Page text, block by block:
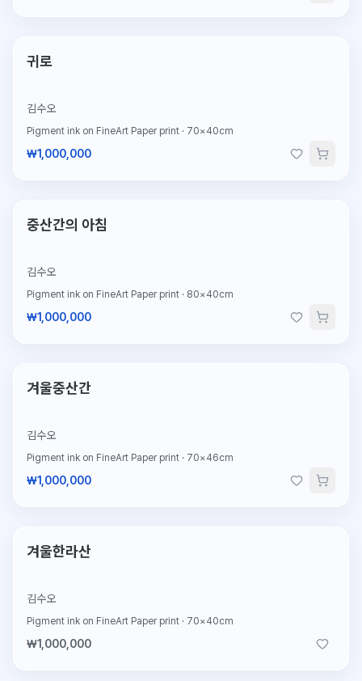
한정판
귀로
김수오
Pigment ink on FineArt Paper print · 70×40cm
₩1,000,000
한정판
중산간의 아침
김수오
Pigment ink on FineArt Paper print · 80×40cm
₩1,000,000
한정판
겨울중산간
김수오
Pigment ink on FineArt Paper print · 70×46cm
₩1,000,000
한정판
겨울한라산
김수오
Pigment ink on FineArt Paper print · 70×40cm
₩1,000,000